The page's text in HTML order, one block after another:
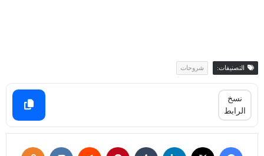
التصنيفات: شروحات
نسخ
الرابط